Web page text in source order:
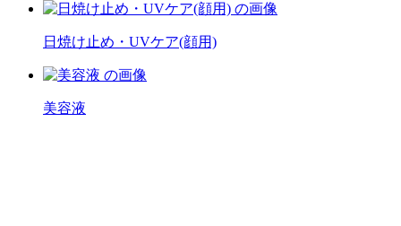
日焼け止め・UVケア(顔用)
美容液